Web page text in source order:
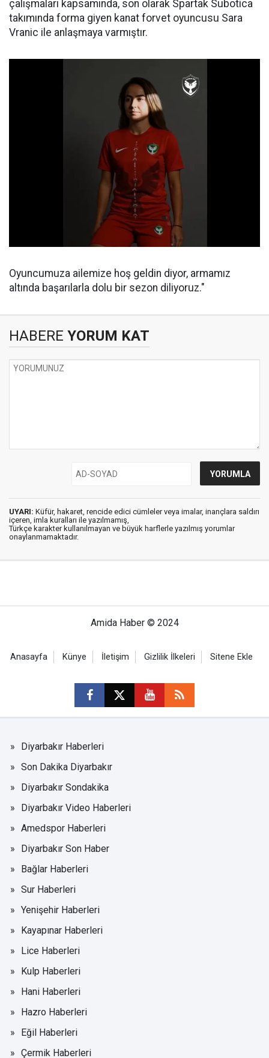
çalışmaları kapsamında, son olarak Spartak Subotica
takımında forma giyen kanat forvet oyuncusu Sara
Vranic ile anlaşmaya varmıştır.
Oyuncumuza ailemize hoş geldin diyor, armamız
altında başarılarla dolu bir sezon diliyoruz."
HABERE YORUM KAT
UYARI: Küfür, hakaret, rencide edici cümleler veya imalar, inançlara saldırı
içeren, imla kuralları ile yazılmamış,
Türkçe karakter kullanılmayan ve büyük harflerle yazılmış yorumlar
onaylanmamaktadır.
Amida Haber © 2024
Anasayfa Künye İletişim Gizlilik İlkeleri Sitene Ekle
Diyarbakır Haberleri
Son Dakika Diyarbakır
Diyarbakır Sondakika
Diyarbakır Video Haberleri
Amedspor Haberleri
Diyarbakır Son Haber
Bağlar Haberleri
Sur Haberleri
Yenişehir Haberleri
Kayapınar Haberleri
Lice Haberleri
Kulp Haberleri
Hani Haberleri
Hazro Haberleri
Eğil Haberleri
Çermik Haberleri